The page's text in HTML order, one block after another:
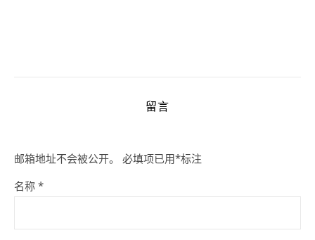
留言
邮箱地址不会被公开。 必填项已用*标注
名称 *